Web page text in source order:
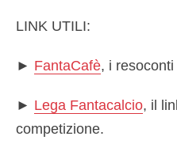
LINK UTILI:
► FantaCafè, i
► Lega Fantacalcio, il
competizione.